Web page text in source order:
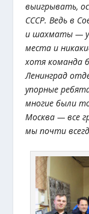
выигрывать,
СССР. Ведь в
и шахматы — у
места и
хотя команда
Ленинград
упорные
многие были
Москва — все
мы почти